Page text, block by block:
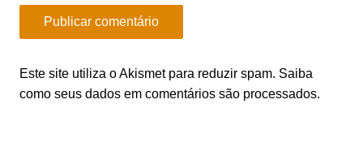
Este site utiliza o Akismet para reduzir spam. Saiba
como seus dados em comentários são processados.